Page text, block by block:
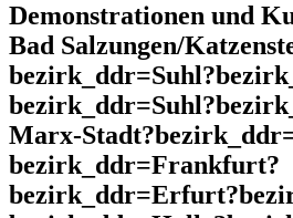
Demonstrationen und
Bad Salzungen/
Marx-
bezirk_ddr=Frankfurt?